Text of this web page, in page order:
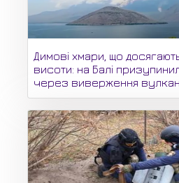
Димові хмари, що
висоти: на Балі
через виверження